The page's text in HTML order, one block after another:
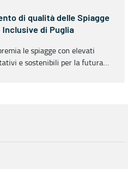
di qualità delle Spiagge
di Puglia
le spiagge con elevati
e sostenibili per la futura